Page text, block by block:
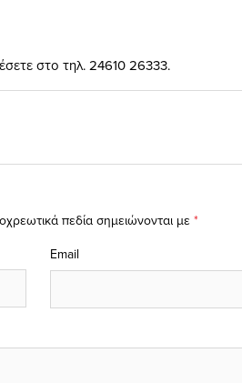
στο τηλ. 24610 26333.
πεδία σημειώνονται με *
Email